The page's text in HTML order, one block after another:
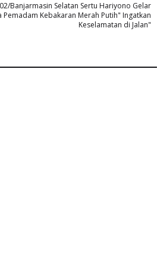
Banjarmasin Selatan Sertu Hariyono Gelar
Pemadam Kebakaran Merah Putih" Ingatkan
Keselamatan di Jalan"